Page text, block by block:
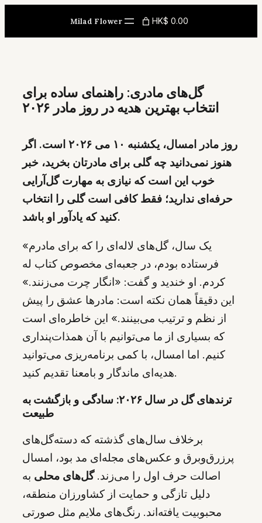
content
Milad Flower HK$ 0.00
گل‌های مادری: راهنمای ساده برای
انتخاب بهترین هدیه در روز مادر ۲۰۲۶
روز مادر امسال، یکشنبه ۱۰ می ۲۰۲۶ است. اگر
هنوز نمی‌دانید چه گلی برای مادرتان بخرید، خبر
خوب این است که نیازی به مهارت گل‌آرایی
حرفه‌ای ندارید؛ فقط کافی است گلی را انتخاب
کنید که یادآور او باشد.
«یک سال، گل‌های لاله‌ای را که برای مادرم
فرستاده بودم، در جعبه‌ای مخصوص کتاب له
کردم. او خندید و گفت: «انگار چرت می‌زنند.»
این دقیقاً همان نکته است: مادرها عشق را پیش
از نظم و ترتیب می‌بینند.» این خاطره‌ای است
که بسیاری از ما می‌توانیم با آن همذات‌پنداری
کنیم. اما امسال، با کمی برنامه‌ریزی می‌توانید
هدیه‌ای ماندگار و بامعنا تقدیم کنید.
ترندهای گل در سال ۲۰۲۶: سادگی و بازگشت به
طبیعت
برخلاف سال‌های گذشته که دسته‌گل‌های
پرزرق‌وبرق و عکس‌های مجله‌ای مد بود، امسال
اصالت حرف اول را می‌زند.گل‌های محلی به
دلیل تازگی و حمایت از کشاورزان منطقه،
محبوبیت یافته‌اند. رنگ‌های ملایم مثل صورتی